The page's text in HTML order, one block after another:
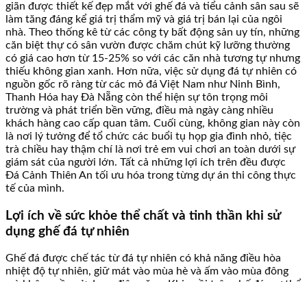
giãn được thiết kế đẹp mắt với ghế đá và tiểu cảnh sân sau sẽ
làm tăng đáng kể giá trị thẩm mỹ và giá trị bán lại của ngôi
nhà. Theo thống kê từ các công ty bất động sản uy tín, những
căn biệt thự có sân vườn được chăm chút kỹ lưỡng thường
có giá cao hơn từ 15-25% so với các căn nhà tương tự nhưng
thiếu không gian xanh. Hơn nữa, việc sử dụng đá tự nhiên có
nguồn gốc rõ ràng từ các mỏ đá Việt Nam như Ninh Bình,
Thanh Hóa hay Đà Nẵng còn thể hiện sự tôn trọng môi
trường và phát triển bền vững, điều mà ngày càng nhiều
khách hàng cao cấp quan tâm. Cuối cùng, không gian này còn
là nơi lý tưởng để tổ chức các buổi tụ họp gia đình nhỏ, tiệc
trà chiều hay thậm chí là nơi trẻ em vui chơi an toàn dưới sự
giám sát của người lớn. Tất cả những lợi ích trên đều được
Đá Cảnh Thiên An tối ưu hóa trong từng dự án thi công thực
tế của mình.
Lợi ích về sức khỏe thể chất và tinh thần khi sử
dụng ghế đá tự nhiên
Ghế đá được chế tác từ đá tự nhiên có khả năng điều hòa
nhiệt độ tự nhiên, giữ mát vào mùa hè và ấm vào mùa đông